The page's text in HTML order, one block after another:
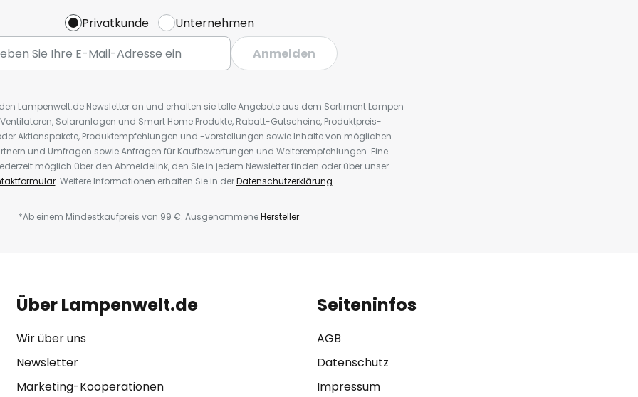
Privatkunde
Unternehmen
Anmelden
Lampenwelt.de Newsletter an und erhalten sie tolle Angebote aus dem Sortiment Lampen
Solaranlagen und Smart Home Produkte, Rabatt-Gutscheine, Produktpreis-
Aktionspakete, Produktempfehlungen und -vorstellungen sowie Inhalte von möglichen
und Umfragen sowie Anfragen für Kaufbewertungen und Weiterempfehlungen. Eine
möglich über den Abmeldelink, den Sie in jedem Newsletter finden oder über unser
. Weitere Informationen erhalten Sie in derDatenschutzerklärung.
*Ab einem Mindestkaufpreis von 99 €. AusgenommeneHersteller.
Über Lampenwelt.de
Wir über uns
Newsletter
Marketing-Kooperationen
Seiteninfos
AGB
Datenschutz
Impressum